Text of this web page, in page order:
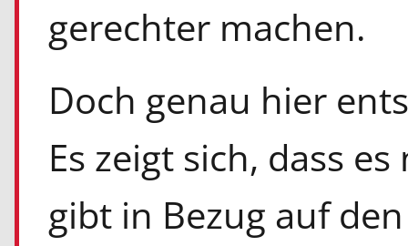
gerechter machen.
Doch genau hier
Es zeigt sich, dass
gibt in Bezug auf